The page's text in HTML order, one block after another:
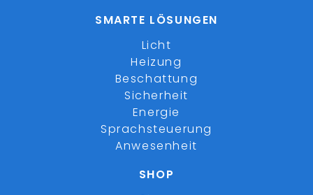
SMARTE LÖSUNGEN
Licht
Heizung
Beschattung
Sicherheit
Energie
Sprachsteuerung
Anwesenheit
SHOP